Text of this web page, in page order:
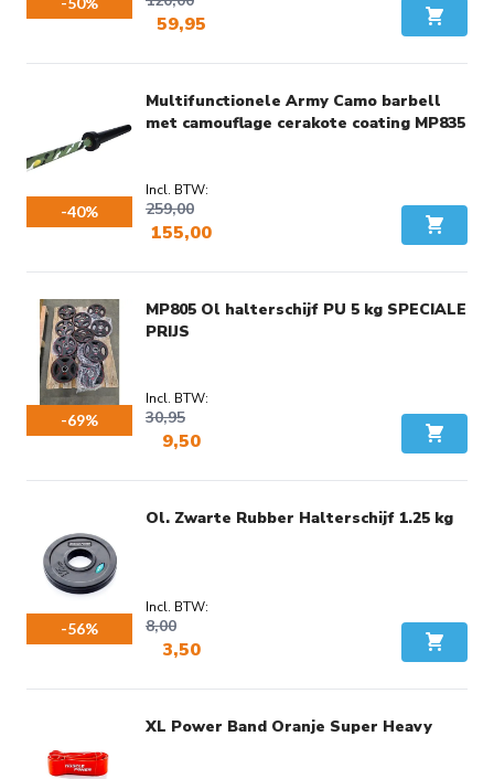
59,95 In
-40%
Multifunctionele Army Camo barbell
met camouflage cerakote coating MP835
155,00
259,00
In
-69%
MP805 Ol halterschijf PU 5 kg SPECIALE
PRIJS
9,50
30,95
In
-56%
Ol. Zwarte Rubber Halterschijf 1.25 kg
3,50
8,00
In
XL Power Band Oranje Super Heavy